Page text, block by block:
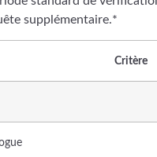
supplémentaire.*
Critère